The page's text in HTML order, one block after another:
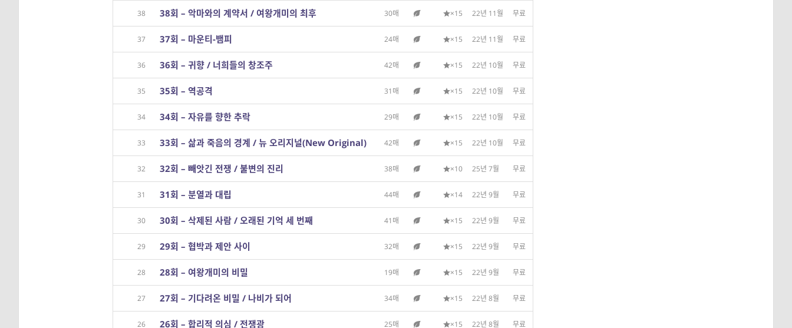
38 38회 – 악마와의 계약서 / 여왕개미의 최후 30매 ×15 22년 11월 무료
37 37회 – 마운티-뱀피 24매 ×15 22년 11월 무료
36 36회 – 귀향 / 너희들의 창조주 42매 ×15 22년 10월 무료
35 35회 – 역공격 31매 ×15 22년 10월 무료
34 34회 – 자유를 향한 추락 29매 ×15 22년 10월 무료
33 33회 – 삶과 죽음의 경계 / 뉴 오리지널(New Original) 42매 ×15 22년 10월 무료
32 32회 – 빼앗긴 전쟁 / 불변의 진리 38매 ×10 25년 7월 무료
31 31회 – 분열과 대립 44매 ×14 22년 9월 무료
30 30회 – 삭제된 사람 / 오래된 기억 세 번째 41매 ×15 22년 9월 무료
29 29회 – 협박과 제안 사이 32매 ×15 22년 9월 무료
28 28회 – 여왕개미의 비밀 19매 ×15 22년 9월 무료
27 27회 – 기다려온 비밀 / 나비가 되어 34매 ×15 22년 8월 무료
26 26회 – 합리적 의심 / 전쟁광 25매 ×15 22년 8월 무료